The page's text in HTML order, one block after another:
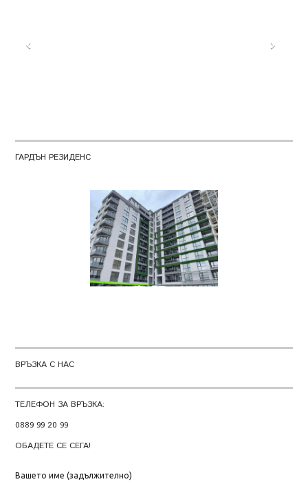
ГАРДЪН РЕЗИДЕНС
ВРЪЗКА С НАС
ТЕЛЕФОН ЗА ВРЪЗКА:
0889 99 20 99
ОБАДЕТЕ СЕ СЕГА!
Вашето име (задължително)